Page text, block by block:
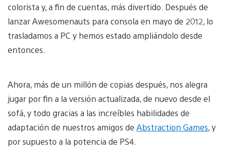
colorista y, a fin de cuentas, más divertido. Después de
lanzar Awesomenauts para consola en mayo de 2012, lo
trasladamos a PC y hemos estado ampliándolo desde
entonces.
Ahora, más de un millón de copias después, nos alegra
jugar por fin a la versión actualizada, de nuevo desde el
sofá, y todo gracias a las increíbles habilidades de
adaptación de nuestros amigos de Abstraction Games, y
por supuesto a la potencia de PS4.